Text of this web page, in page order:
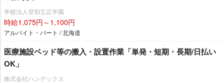
学校法人登別立正学園
時給1,075円～1,100円
アルバイト・パート / 北海道
医療施設ベッド等の搬入・設置作業「単発・短期・長期/日払い
OK」
株式会社ハンデックス